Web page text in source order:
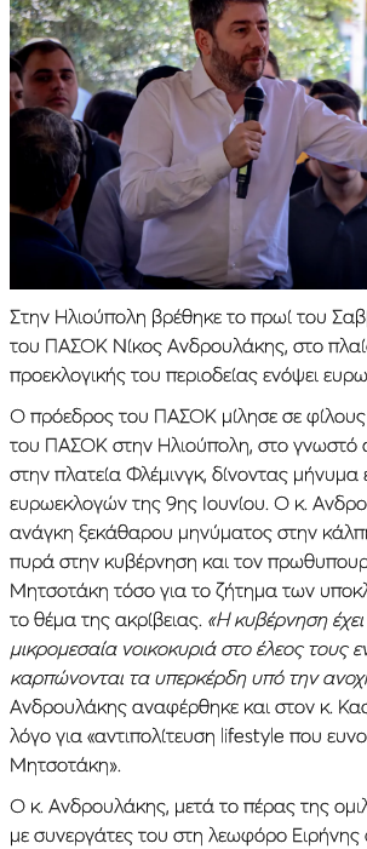
Στην Ηλιούπολη βρέθηκε το πρωί του
του ΠΑΣΟΚ Νίκος Ανδρουλάκης, στο
προεκλογικής του περιοδείας ενόψει
Ο πρόεδρος του ΠΑΣΟΚ μίλησε σε
του ΠΑΣΟΚ στην Ηλιούπολη, στο γνωστό
στην πλατεία Φλέμινγκ, δίνοντας μήνυμα
ευρωεκλογών της 9ης Ιουνίου. Ο κ.
ανάγκη ξεκάθαρου μηνύματος στην
πυρά στην κυβέρνηση και τον
Μητσοτάκη τόσο για το ζήτημα των
το θέμα της ακρίβειας. «Η κυβέρνηση
μικρομεσαία νοικοκυριά στο έλεος τους
καρπώνονται τα υπερκέρδη υπό την
Ανδρουλάκης αναφέρθηκε και στον κ.
λόγο για «αντιπολίτευση lifestyle που
Μητσοτάκη».
Ο κ. Ανδρουλάκης, μετά το πέρας της
με συνεργάτες του στη λεωφόρο Ειρήνης